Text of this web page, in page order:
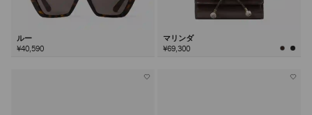
ルー
¥40,590
マリンダ
¥69,300